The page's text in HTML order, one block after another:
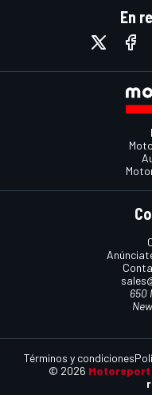
En
650
© 2026 Motorsport
Términos y condiciones